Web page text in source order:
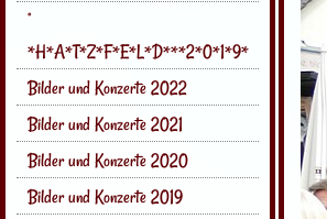
°
*H*A*T*Z*F*E*L*D***2*0*1*9*
Bilder und Konzerte 2022
Bilder und Konzerte 2021
Bilder und Konzerte 2020
Bilder und Konzerte 2019